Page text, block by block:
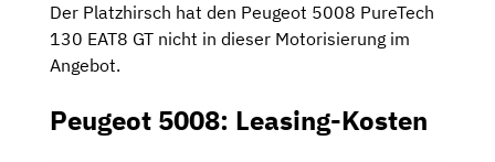
Der Platzhirsch hat den Peugeot 5008 PureTech
130 EAT8 GT nicht in dieser Motorisierung im
Angebot.
Peugeot 5008: Leasing-Kosten